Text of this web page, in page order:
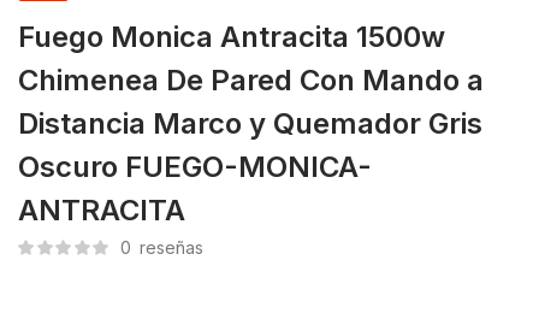
Fuego Monica Antracita 1500w
Chimenea De Pared Con Mando a
Distancia Marco y Quemador Gris
Oscuro FUEGO-MONICA-
ANTRACITA
0 reseñas